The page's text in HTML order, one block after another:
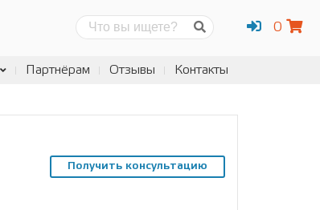
0
Партнёрам Отзывы Контакты
Получить консультацию